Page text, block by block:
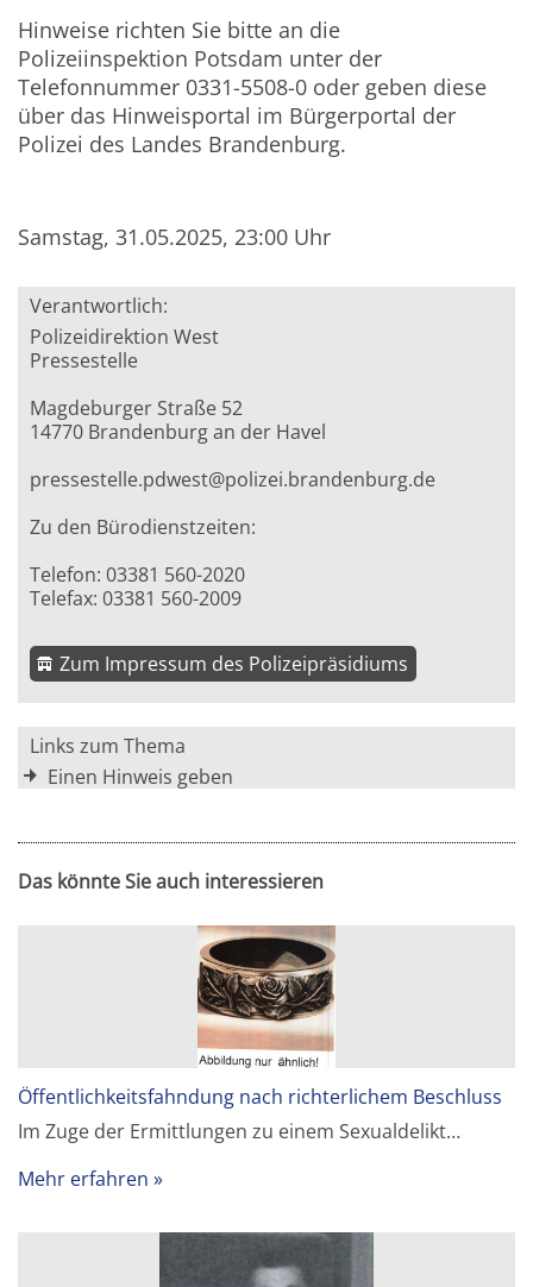
Hinweise richten Sie bitte an die
Polizeiinspektion Potsdam unter der
Telefonnummer 0331-5508-0 oder geben diese
über das Hinweisportal im Bürgerportal der
Polizei des Landes Brandenburg.
Samstag, 31.05.2025, 23:00 Uhr
Verantwortlich:
Polizeidirektion West
Pressestelle
Magdeburger Straße 52
14770 Brandenburg an der Havel
pressestelle.pdwest@polizei.brandenburg.de
Zu den Bürodienstzeiten:
Telefon: 03381 560-2020
Telefax: 03381 560-2009
Zum Impressum des Polizeipräsidiums
Links zum Thema
Einen Hinweis geben
Das könnte Sie auch interessieren
Öffentlichkeitsfahndung nach richterlichem Beschluss
Im Zuge der Ermittlungen zu einem Sexualdelikt…
Mehr erfahren